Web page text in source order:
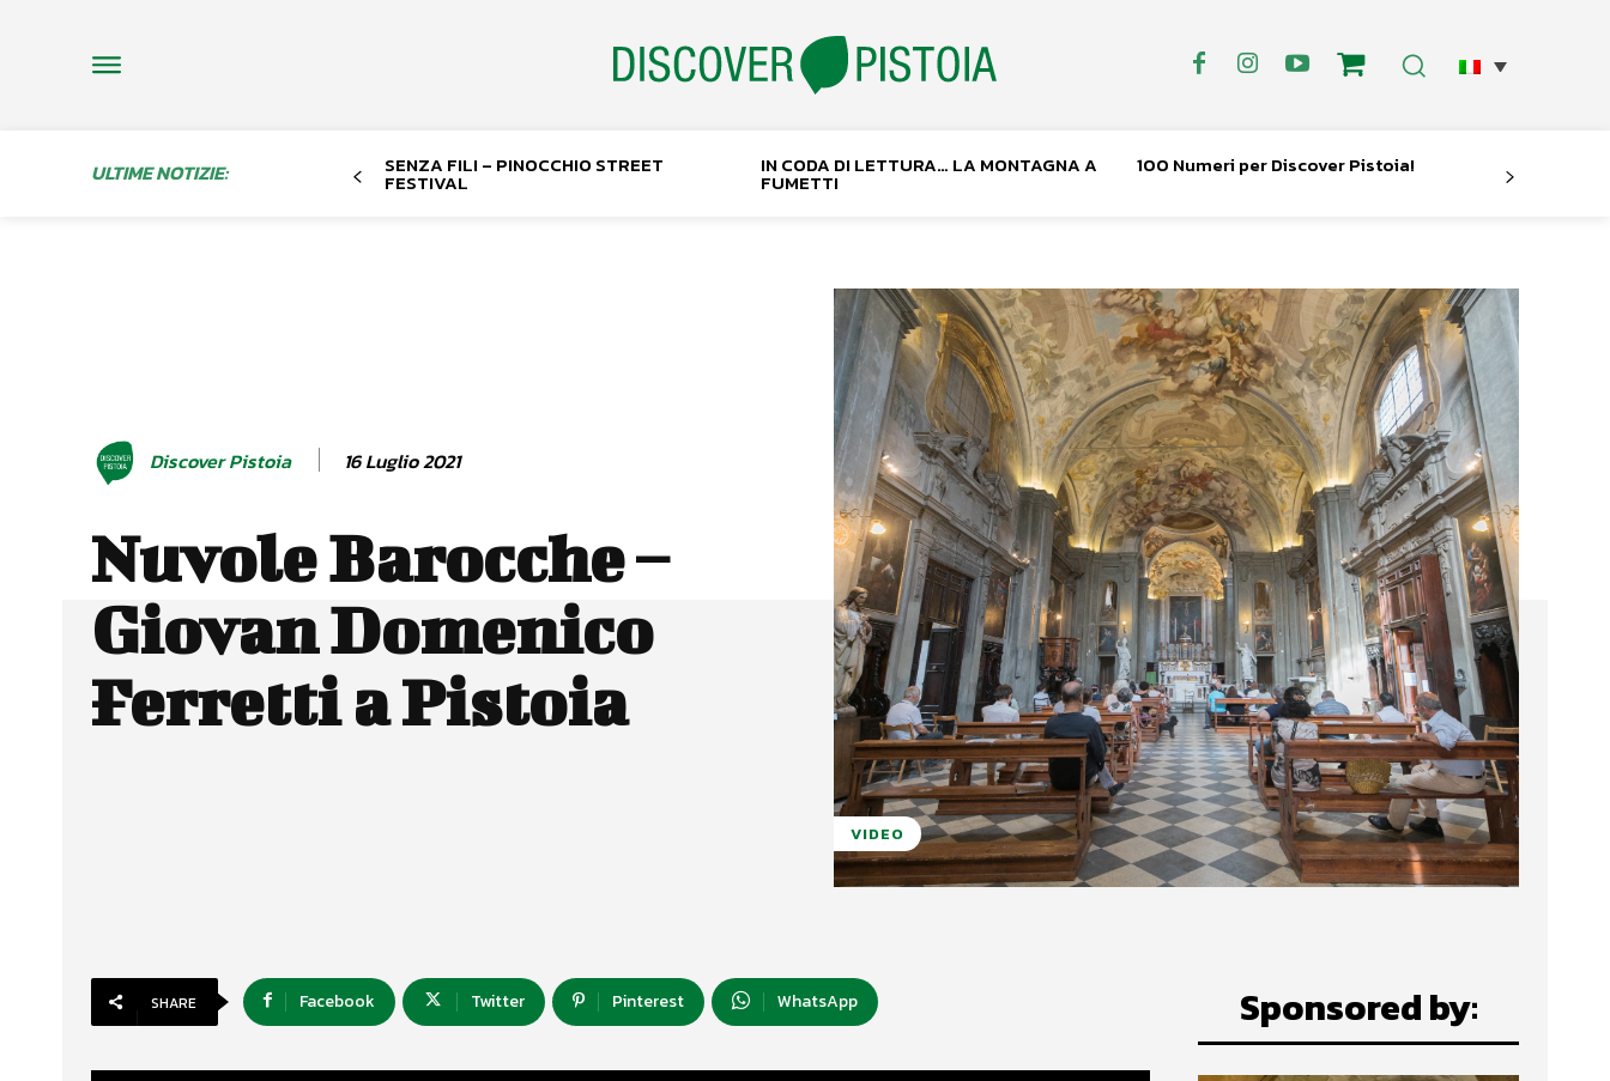
ULTIME NOTIZIE: SENZA FILI – PINOCCHIO STREET
FESTIVAL
IN CODA DI LETTURA… LA MONTAGNA A
FUMETTI
100 Numeri per Discover Pistoia!
Discover Pistoia 16 Luglio 2021
Nuvole Barocche –
Giovan Domenico
Ferretti a Pistoia
VIDEO
SHARE Facebook Twitter Pinterest WhatsApp Sponsored by: